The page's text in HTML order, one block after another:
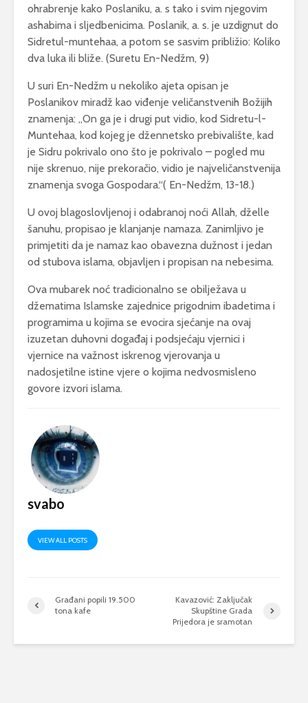
ohrabrenje kako Poslaniku, a. s tako i svim njegovim
ashabima i sljedbenicima. Poslanik, a. s. je uzdignut do
Sidretul-muntehaa, a potom se sasvim približio: Koliko
dva luka ili bliže. (Suretu En-Nedžm, 9)
U suri En-Nedžm u nekoliko ajeta opisan je
Poslanikov miradž kao viđenje veličanstvenih Božijih
znamenja: ,,On ga je i drugi put vidio, kod Sidretu-l-
Muntehaa, kod kojeg je džennetsko prebivalište, kad
je Sidru pokrivalo ono što je pokrivalo – pogled mu
nije skrenuo, nije prekoračio, vidio je najveličanstvenija
znamenja svoga Gospodara.“( En-Nedžm, 13-18.)
U ovoj blagoslovljenoj i odabranoj noći Allah, dželle
šanuhu, propisao je klanjanje namaza. Zanimljivo je
primjetiti da je namaz kao obavezna dužnost i jedan
od stubova islama, objavljen i propisan na nebesima.
Ova mubarek noć tradicionalno se obilježava u
džematima Islamske zajednice prigodnim ibadetima i
programima u kojima se evocira sjećanje na ovaj
izuzetan duhovni događaj i podsjećaju vjernici i
vjernice na važnost iskrenog vjerovanja u
nadosjetilne istine vjere o kojima nedvosmisleno
govore izvori islama.
svabo
VIEW ALL POSTS
Građani popili 19.500
tona kafe
Kavazović: Zaključak
Skupštine Grada
Prijedora je sramotan